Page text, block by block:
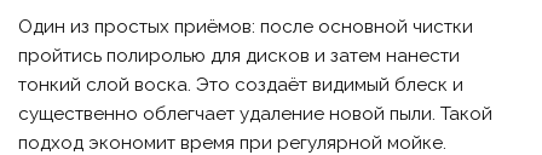
Один из простых приёмов: после основной чистки
пройтись полиролью для дисков и затем нанести
тонкий слой воска. Это создаёт видимый блеск и
существенно облегчает удаление новой пыли. Такой
подход экономит время при регулярной мойке.